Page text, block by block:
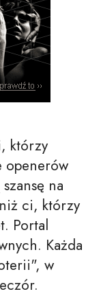
którzy
openerów
na
ci, którzy
Portal
Każda
w